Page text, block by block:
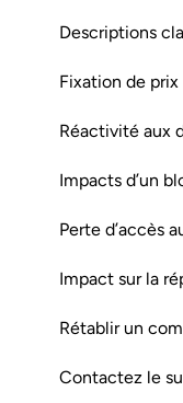
Descriptions
Fixation de prix
Réactivité aux
Impacts d’un
Perte d’accès
Impact sur la
Rétablir un
Contactez le